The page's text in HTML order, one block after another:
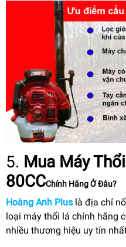
5. Mua Máy
80CCChính Hãng Ở Đâu?
Hoàng Anh Plus là địa chỉ
loại máy thổi lá chính hãng
nhiều thương hiệu uy tín